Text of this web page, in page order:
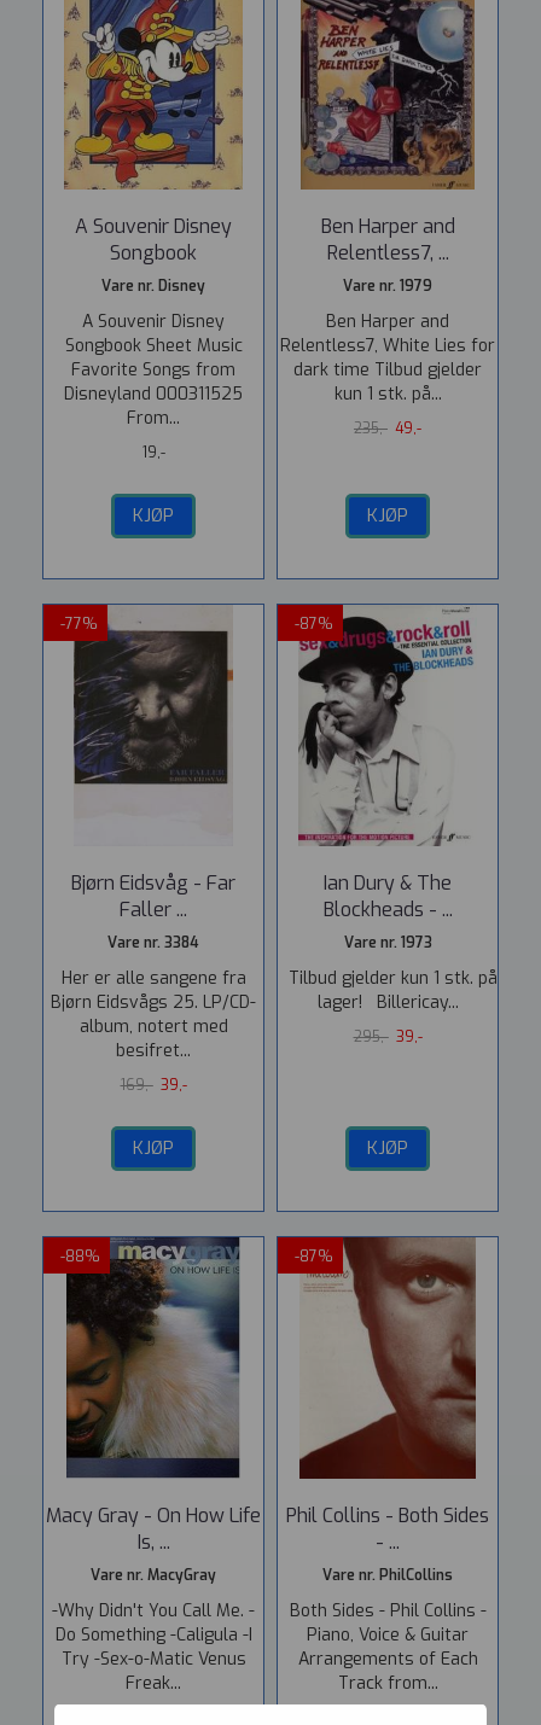
A Souvenir Disney
Songbook
Vare nr. Disney
A Souvenir Disney
Songbook Sheet Music
Favorite Songs from
Disneyland 000311525
From...
19,-
KJØP
Ben Harper and
Relentless7, ...
Vare nr. 1979
Ben Harper and
Relentless7, White Lies for
dark time Tilbud gjelder
kun 1 stk. på...
235,- 49,-
KJØP
-77%
Bjørn Eidsvåg - Far
Faller ...
Vare nr. 3384
Her er alle sangene fra
Bjørn Eidsvågs 25. LP/CD-
album, notert med
besifret...
169,- 39,-
KJØP
-87%
Ian Dury & The
Blockheads - ...
Vare nr. 1973
Tilbud gjelder kun 1 stk. på
lager! Billericay...
295,- 39,-
KJØP
-88%
Macy Gray - On How Life
Is, ...
Vare nr. MacyGray
-Why Didn't You Call Me. -
Do Something -Caligula -I
Try -Sex-o-Matic Venus
Freak...
-87%
Phil Collins - Both Sides
- ...
Vare nr. PhilCollins
Both Sides - Phil Collins -
Piano, Voice & Guitar
Arrangements of Each
Track from...